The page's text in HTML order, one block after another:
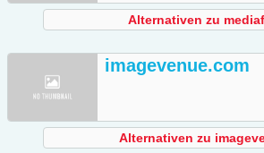
Alternativen zu
imagevenue.com
Alternativen zu